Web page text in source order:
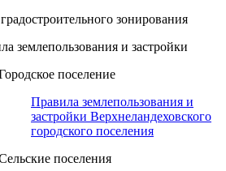
зонирования
землепользования и застройки
поселение
Правила землепользования и
застройки Верхнеландеховского
городского поселения
поселения